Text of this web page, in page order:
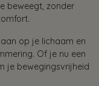
beweegt, zonder
op je lichaam en
Of je nu een
je bewegingsvrijheid